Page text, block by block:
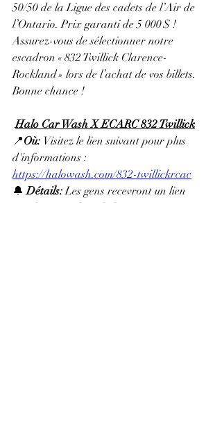
50/50 de la Ligue des cadets de l’Air de
l’Ontario. Prix garanti de 5 000 $ !
Assurez-vous de sélectionner notre
escadron « 832 Twillick Clarence-
Rockland » lors de l’achat de vos billets.
Bonne chance !
Halo Car Wash X ECARC 832 Twillick
📍Où: Visitez le lien suivant pour plus
d'informations :
https://halowash.com/832-twillickrcac
🔔 Détails: Les gens recevront un lien